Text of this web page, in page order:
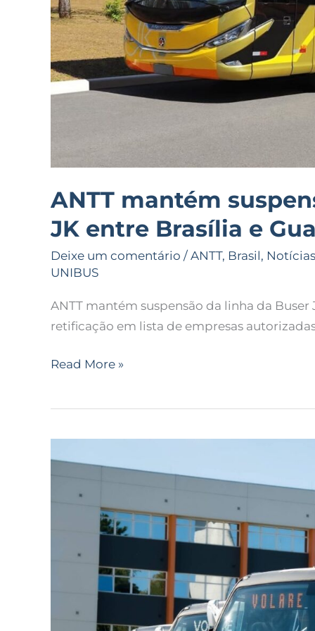
ANTT mantém
JK entre Brasília e
Deixe um comentário / ANTT, Brasil, Notícias
UNIBUS
ANTT mantém suspensão da linha da
retificação em lista de empresas
Read More »
entrega
Fretamento
para